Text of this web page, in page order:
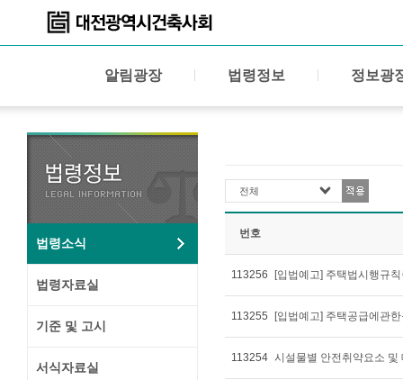
알림광장 법령정보 정보광
법령소식
법령자료실
기준 및 고시
서식자료실
전체
번호
113256 [입법예고] 주택법시행규
113255 [입법예고] 주택공급에관
113254 시설물별 안전취약요소 및